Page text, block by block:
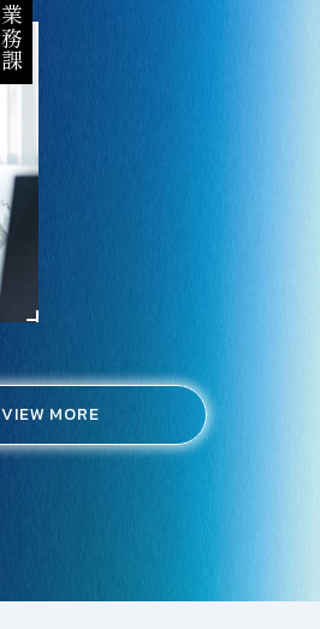
業務課
VIEW MORE